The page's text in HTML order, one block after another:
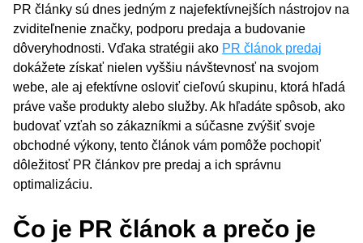
PR články sú dnes jedným z najefektívnejších nástrojov na
zviditeľnenie značky, podporu predaja a budovanie
dôveryhodnosti. Vďaka stratégii ako PR článok predaj
dokážete získať nielen vyššiu návštevnosť na svojom
webe, ale aj efektívne osloviť cieľovú skupinu, ktorá hľadá
práve vaše produkty alebo služby. Ak hľadáte spôsob, ako
budovať vzťah so zákazníkmi a súčasne zvýšiť svoje
obchodné výkony, tento článok vám pomôže pochopiť
dôležitosť PR článkov pre predaj a ich správnu
optimalizáciu.
Čo je PR článok a prečo je